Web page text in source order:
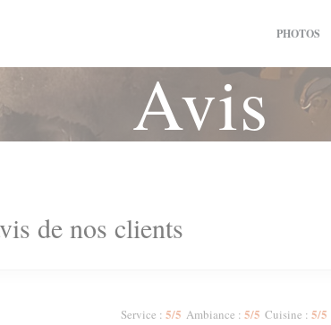
PHOTOS
Avis
de nos clients
Service : 5/5 Ambiance : 5/5 Cuisine : 5/5